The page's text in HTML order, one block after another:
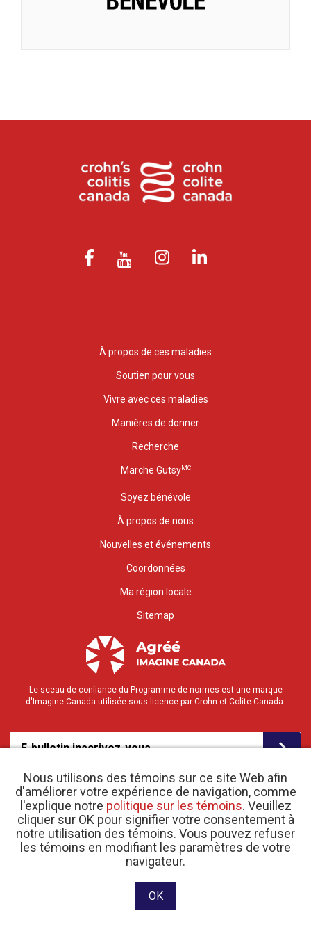
Nous utilisons des témoins sur ce site Web afin
d'améliorer votre expérience de navigation, comme
l'explique notre politique sur les témoins. Veuillez
cliquer sur OK pour signifier votre consentement à
notre utilisation des témoins. Vous pouvez refuser
les témoins en modifiant les paramètres de votre
navigateur.
OK
À propos de ces maladies
Soutien pour vous
Vivre avec ces maladies
Manières de donner
Recherche
Marche GutsyMC
Soyez bénévole
À propos de nous
Nouvelles et événements
Coordonnées
Ma région locale
Sitemap
Le sceau de confiance du Programme de normes est une marque
d'Imagine Canada utilisée sous licence par Crohn et Colite Canada.
E-bulletin inscrivez-vous
© 2026 Crohn et Colite Canada |Politique de confidentialité
d’organisme de bienfaisance 11883 1486 RR 0001
Site web conçu et développé par raisin Software.